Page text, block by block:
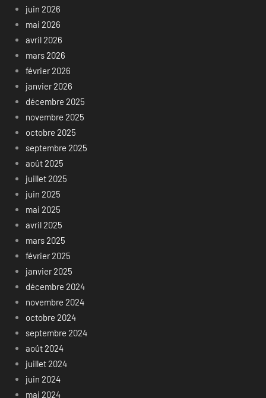
juin 2026
mai 2026
avril 2026
mars 2026
février 2026
janvier 2026
décembre 2025
novembre 2025
octobre 2025
septembre 2025
août 2025
juillet 2025
juin 2025
mai 2025
avril 2025
mars 2025
février 2025
janvier 2025
décembre 2024
novembre 2024
octobre 2024
septembre 2024
août 2024
juillet 2024
juin 2024
mai 2024